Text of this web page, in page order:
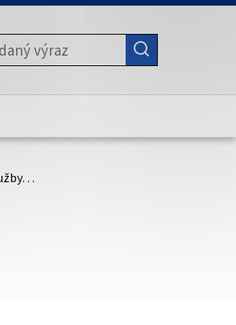
vždy začína
KARTE
NOVEJ KARTE
NA NOVEJ KARTE